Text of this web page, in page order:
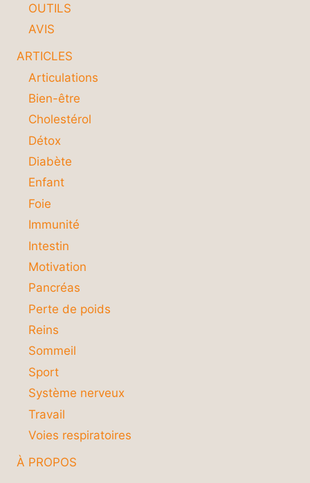
OUTILS
AVIS
ARTICLES
Articulations
Bien-être
Cholestérol
Détox
Diabète
Enfant
Foie
Immunité
Intestin
Motivation
Pancréas
Perte de poids
Reins
Sommeil
Sport
Système nerveux
Travail
Voies respiratoires
À PROPOS